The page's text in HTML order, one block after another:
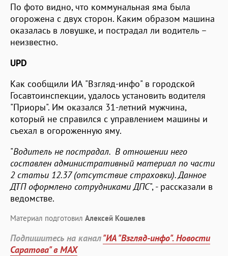
По фото видно, что коммунальная яма была
огорожена с двух сторон. Каким образом машина
оказалась в ловушке, и пострадал ли водитель –
неизвестно.
UPD
Как сообщили ИА "Взгляд-инфо" в городской
Госавтоинспекции, удалось установить водителя
"Приоры". Им оказался 31-летний мужчина,
который не справился с управлением машины и
съехал в огороженную яму.
"Водитель не пострадал. В отношении него
составлен административный материал по части
2 статьи 12.37 (отсутствие страховки). Данное
ДТП оформлено сотрудниками ДПС", - рассказали в
ведомстве.
Материал подготовил Алексей Кошелев
Подпишитесь на канал"ИА "Взгляд-инфо". Новости
Саратова" в MAX